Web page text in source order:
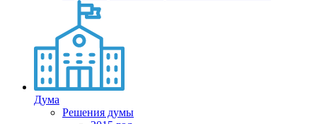
Дума
Решения думы